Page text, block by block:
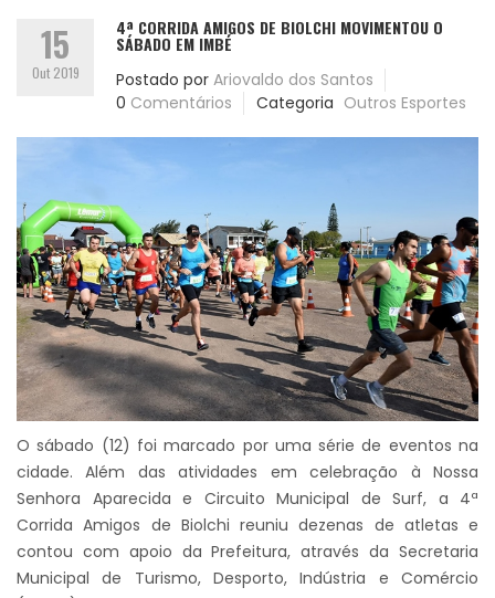
15
Out 2019
4ª CORRIDA AMIGOS DE BIOLCHI MOVIMENTOU O
SÁBADO EM IMBÉ
Postado por Ariovaldo dos Santos
0 Comentários Categoria Outros Esportes
O sábado (12) foi marcado por uma série de eventos na
cidade. Além das atividades em celebração à Nossa
Senhora Aparecida e Circuito Municipal de Surf, a 4ª
Corrida Amigos de Biolchi reuniu dezenas de atletas e
contou com apoio da Prefeitura, através da Secretaria
Municipal de Turismo, Desporto, Indústria e Comércio